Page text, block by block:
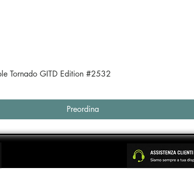
Vista rapida
Tornado GITD Edition #2532
Preordina